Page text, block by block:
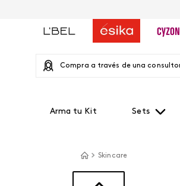
Compra a través de una
Arma tu Kit Sets
Skincare